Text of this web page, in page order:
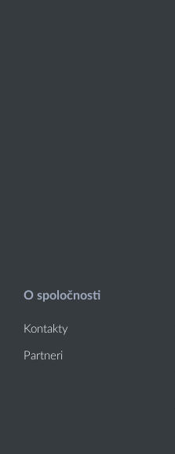
O spoločnosti
Kontakty
Partneri